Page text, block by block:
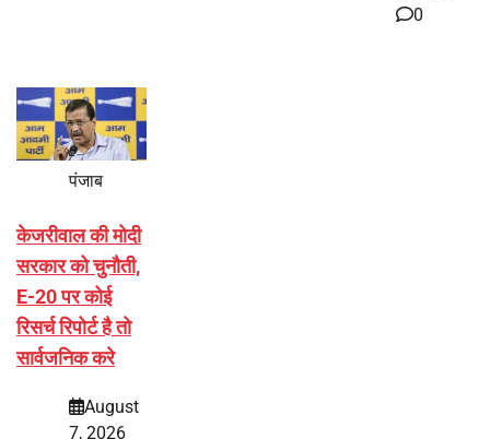
0
पंजाब
केजरीवाल की मोदी
सरकार को चुनौती,
E-20 पर कोई
रिसर्च रिपोर्ट है तो
सार्वजनिक करे
August
7, 2026